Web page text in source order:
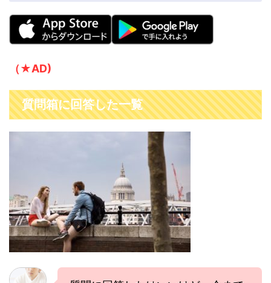
（★AD)
質問箱に回答した一覧